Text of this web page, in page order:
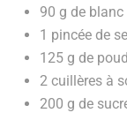
90 g de
1 pincée de
125 g de
2 cuillères à
200 g de